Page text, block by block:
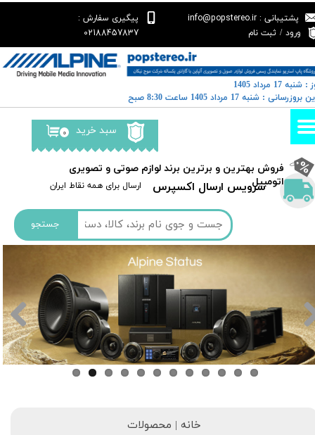
جستجو
سرویس ارسال اکسپرس ​​ارسال برای همه نقاط ایران
پشتیبانی : info@popstereo.ir
پیگیری سفارش :
02188457837
ورود / ثبت نام
حساب کاربری من
تغییر گذر واژه
سفارشات
خروج از حساب کاربری
۰ سبد خرید
​فروش بهترین و برترین برند لوازم صوتی و تصویری
اتومبیل​​​​​​​
17 مرداد 1405
: شنبه 17 مرداد 1405 ساعت 8:30 صبح
خانه | محصولات